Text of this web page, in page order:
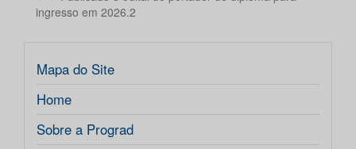
ingresso em 2026.2
Mapa do Site
Home
Sobre a Prograd